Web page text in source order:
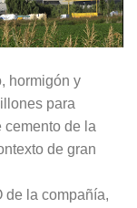
hormigón y
para
de la
de gran
de la compañía,